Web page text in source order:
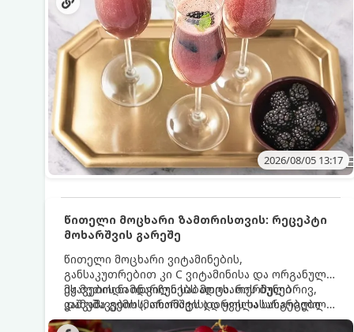
2026/08/05 13:17
წითელი მოცხარი ზამთრისთვის: რეცეპტი
მოხარშვის გარეშე
წითელი მოცხარი ვიტამინების,
განსაკუთრებით კი C ვიტამინისა და ორგანული
მჟავების ნამდვილი საბადოა. თერმული
დამუშავების (მოხარშვის) დროს სასარგებლო
ნივთიერებების დიდი ნაწილი იშლება. ამიტომ,
ეს მეთოდი ინარჩუნებს მოცხარის ბუნებრივ,
კაშკაშა გემოს, არომატს და ყველა სასარგებლო
თვისებას.